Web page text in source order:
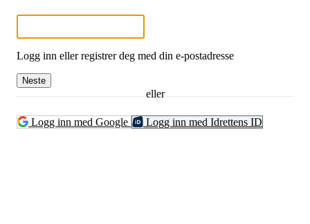
Logg inn eller registrer deg med din e-postadresse
Neste
eller
Logg inn med Google Logg inn med Idrettens ID